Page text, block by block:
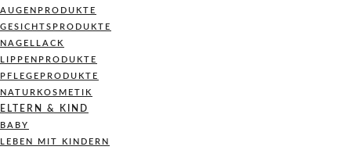
AUGENPRODUKTE
GESICHTSPRODUKTE
NAGELLACK
LIPPENPRODUKTE
PFLEGEPRODUKTE
NATURKOSMETIK
ELTERN & KIND
BABY
LEBEN MIT KINDERN